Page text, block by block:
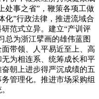
处事之省”，鞭策各项工做
化”行政法律，推进流域合
范式立异。建立“产训评
总为浙江擘画的雄伟蓝图
带领、人平易近至上、高
为相连系、统筹成长和平
朝上进步得严沉成绩的五
管理化。推进市场采购组